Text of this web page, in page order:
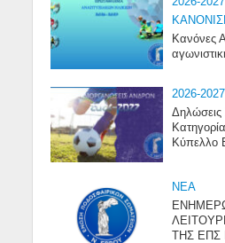
Κανόνες
2026-2027
Δηλώσεις
Κύπελλο
NEA
ΤΗΣ